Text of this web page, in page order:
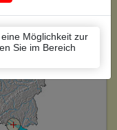
Möglichkeit zur
Sie im Bereich